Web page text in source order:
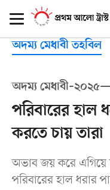
অদম্য মেধাবী তহবিল
অদম্য
পরিবারের
করতে চায় তারা
অভাব জয় করে এগিয়ে
পরিবারের হাল ধরার